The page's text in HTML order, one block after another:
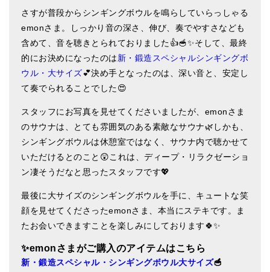
シンギングボウル入門本・CD
アウトレット
オリジナルグッズ
神々とつながるジュエリー
ヒーリング・マンダラポスター
ロゴステッカー・ポストカード各種
亡命チベット人尼僧のお守り・チャーム
チベット・マントラ・ヒーリングCD
シンギングボウル講座
初級講座
さすが普段からシンギングボウルを鳴らしていらっしゃる
emonさま。しっかり音の深さ、伸び、奏でやすさなども
含めて、音を聴きとられておりました👍🥣✨そして、最終
的にお決めになったのは新・鍛造スペシャルシンギングボ
ウル・大サイズ💕決め手となったのは、深い音と、安定し
て奏でられることでした😍
スタッフにお写真を見せてくださいましたが、emonさま
のサウナは、とても雰囲気のある素敵なサウナ🌿しかも、
シンギングボウルは休憩室ではなく、サウナ内で聴かせて
いただけるとのこと😲これは、ディープ・リラクゼーショ
ン凄そうだなと思ったスタッフです💖
最後に大サイズのシンギングボウルを手に、キュートな笑
顔を見せてくださったemonさま、本当にステキです。ま
たお会いできますことを楽しみにしております🍀✨
✨emon さまがご購入のアイテムはこちら
新・鍛造スペシャル・シンギングボウル大サイズ🥣